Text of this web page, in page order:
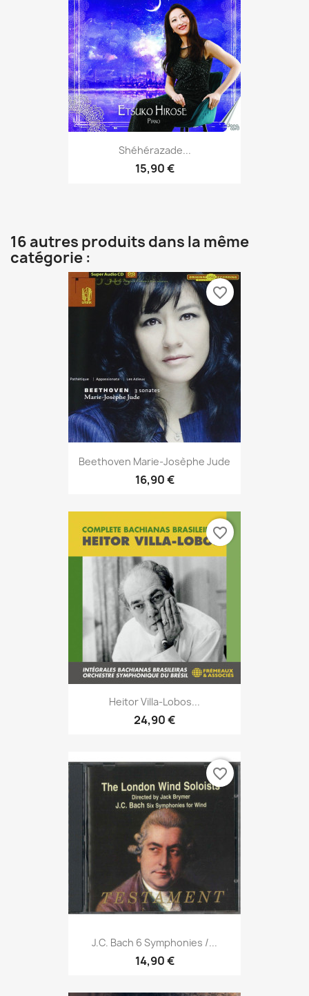
Shéhérazade...
15,90 €
16 autres produits dans la même
catégorie :
Beethoven Marie-Josèphe Jude
16,90 €
favorite_border
Heitor Villa-Lobos...
24,90 €
favorite_border
J.C. Bach 6 Symphonies /...
14,90 €
favorite_border